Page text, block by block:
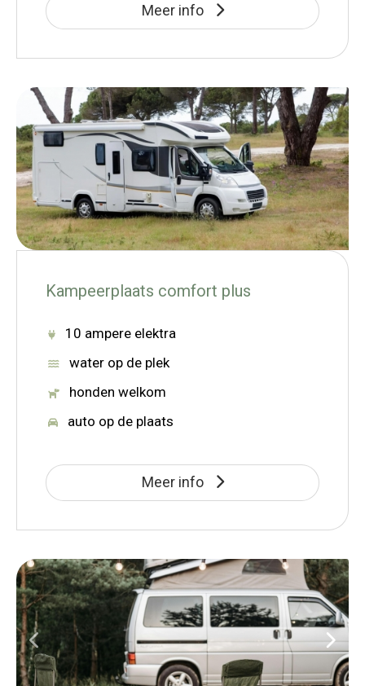
Meer info
Kampeerplaats comfort plus
10 ampere elektra
water op de plek
honden welkom
auto op de plaats
Meer info